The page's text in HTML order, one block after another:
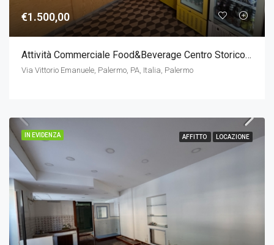
€1.500,00
Attività Commerciale Food&Beverage Centro Storico – Via Vittorio Emanuele
Via Vittorio Emanuele, Palermo, PA, Italia, Palermo
IN EVIDENZA AFFITTO LOCAZIONE